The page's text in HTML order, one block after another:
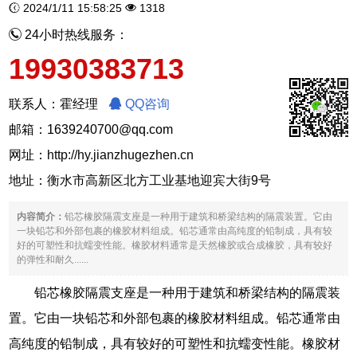
2024/1/11 15:58:25 1318
24小时热线服务：
19930383713
联系人：霍经理
QQ咨询
邮箱：1639240700@qq.com
网址： http://hy.jianzhugezhen.cn
地址：衡水市高新区北方工业基地迎宾大街9号
内容简介：铅芯橡胶隔震支座是一种用于建筑和桥梁结构的隔震装置。它由
一块铅芯和外部包裹的橡胶材料组成。铅芯通常由高纯度的铅制成，具有较
好的可塑性和抗蠕变性能。橡胶材料通常是天然橡胶或合成橡胶，具有较好
的弹性和耐久......
铅芯橡胶隔震支座是一种用于建筑和桥梁结构的隔震装
置。它由一块铅芯和外部包裹的橡胶材料组成。铅芯通常由
高纯度的铅制成，具有较好的可塑性和抗蠕变性能。橡胶材